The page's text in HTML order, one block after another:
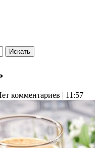
комментариев | 11:57